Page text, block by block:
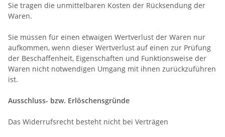
Sie tragen die unmittelbaren Kosten der Rücksendung der
Waren.
Sie müssen für einen etwaigen Wertverlust der Waren nur
aufkommen, wenn dieser Wertverlust auf einen zur Prüfung
der Beschaffenheit, Eigenschaften und Funktionsweise der
Waren nicht notwendigen Umgang mit ihnen zurückzuführen
ist.
Ausschluss- bzw. Erlöschensgründe
Das Widerrufsrecht besteht nicht bei Verträgen